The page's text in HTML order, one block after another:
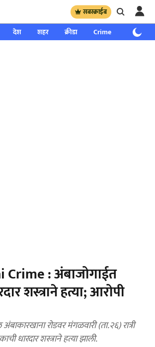
सबस्क्राईब
देश शहर क्रीडा Crime साप्ताहिक
: अंबाजोगाईत
शस्त्राने हत्या; आरोपी
रोडवर मंगळवारी (ता.२६) रात्री
धारदार शस्त्राने हत्या झाली.